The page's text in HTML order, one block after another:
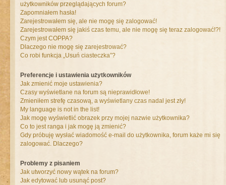
użytkowników przeglądających forum?
Zapomniałem hasła!
Zarejestrowałem się, ale nie mogę się zalogować!
Zarejestrowałem się jakiś czas temu, ale nie mogę się teraz zalogować!?!
Czym jest COPPA?
Dlaczego nie mogę się zarejestrować?
Co robi funkcja „Usuń ciasteczka”?
Preferencje i ustawienia użytkowników
Jak zmienić moje ustawienia?
Czasy wyświetlane na forum są nieprawidłowe!
Zmieniłem strefę czasową, a wyświetlany czas nadal jest zły!
My language is not in the list!
Jak mogę wyświetlić obrazek przy mojej nazwie użytkownika?
Co to jest ranga i jak mogę ją zmienić?
Gdy próbuję wysłać wiadomość e-mail do użytkownika, forum każe mi się
zalogować. Dlaczego?
Problemy z pisaniem
Jak utworzyć nowy wątek na forum?
Jak edytować lub usunąć post?